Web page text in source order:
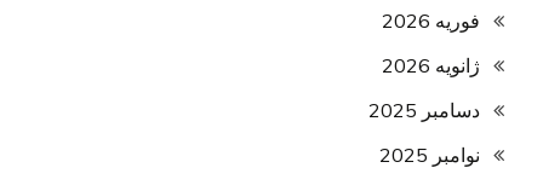
فوریه 2026
ژانویه 2026
دسامبر 2025
نوامبر 2025